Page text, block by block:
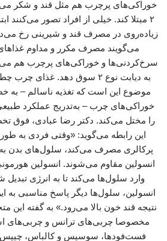
خوراکی‌های پرچرب هم مثل قند و شکر
۲ مبتلا کند. خیلی از افراد تصور می‌کنند
زیاده‌روی در مصرف قند و شیرینی رخ
می‌گویند مصرف مکرر و مداوم
سرخ‌کردنی‌ها و خوراکی‌های پرچرب هم
به دیابت نوع ۲ سوق دهد. غذای
موضوع این است که تغذیه ناسالم –
خوراکی‌های چرب – به‌تدریج عملکرد
را مختل می‌کند. دکتر رضا عبادی، فوق
این رابطه می‌گوید: «وقتی فردی به‌
پرکالری مصرف می‌کند، سلول‌های بدن
انسولین مقاوم می‌شوند. انسولین
وارد سلول‌ها می‌کند تا به انرژی تبدیل
انسولین، سلول‌ها دیگر پاسخ مناسبی به
نتیجه قند خون بالا می‌رود.» به گفته
مخصوصا چربی‌های ترانس و چربی‌های
فست‌فودها، سوسیس و کالباس،